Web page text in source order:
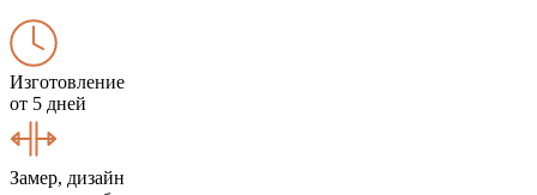
Изготовление
от 5 дней
Замер, дизайн